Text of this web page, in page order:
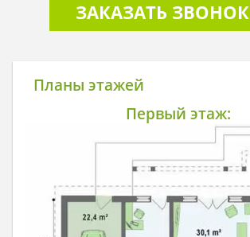
ЗАКАЗАТЬ ЗВОНОК
Планы этажей
Первый этаж: